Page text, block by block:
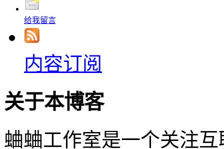
给我留言
内容订阅
关于本博客
蛐蛐工作室是一个关注